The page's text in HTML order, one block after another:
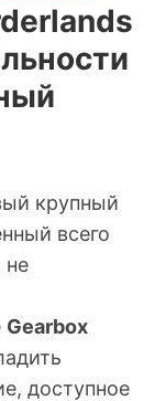
крупный
всего
не
Gearbox
доступное